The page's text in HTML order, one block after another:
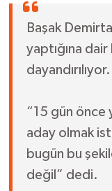
Başak
yaptığına
“15 gün önce
aday olmak
bugün bu
değil” dedi.